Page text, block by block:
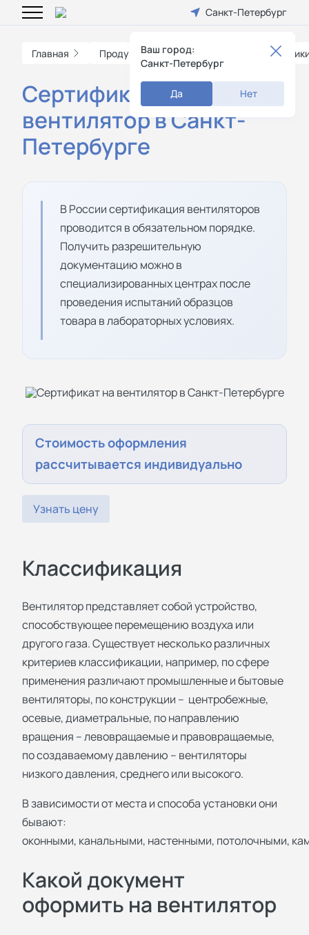
Санкт-Петербург
Ваш город:
Санкт-Петербург
Да Нет
Главная Продукция Сертификация
Cертификат на
вентилятор в Санкт-
Петербурге
В России сертификация вентиляторов
проводится в обязательном порядке.
Получить разрешительную
документацию можно в
специализированных центрах после
проведения испытаний образцов
товара в лабораторных условиях.
Стоимость оформления
рассчитывается индивидуально
Узнать цену
Классификация
Вентилятор представляет собой устройство,
способствующее перемещению воздуха или
другого газа. Существует несколько различных
критериев классификации, например, по сфере
применения различают промышленные и бытовые
вентиляторы, по конструкции – центробежные,
осевые, диаметральные, по направлению
вращения – левовращаемые и правовращаемые,
по создаваемому давлению – вентиляторы
низкого давления, среднего или высокого.
В зависимости от места и способа установки они
бывают:
оконными, канальными, настенными, потолочными,
Какой документ
оформить на вентилятор